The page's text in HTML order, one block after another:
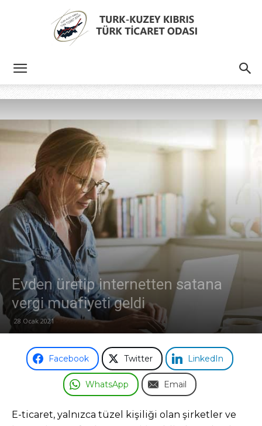
Ticaret
Odası
Evden üretip internetten satana
vergi muafiyeti geldi
28 Ocak 2021
Facebook Twitter LinkedIn
WhatsApp Email
E-ticaret, yalnızca tüzel kişiliği olan şirketler ve